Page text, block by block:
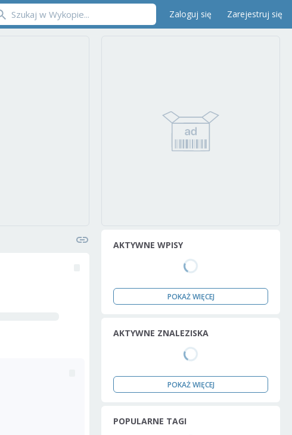
Zaloguj się Zarejestruj się
AKTYWNE WPISY
POKAŻ WIĘCEJ
AKTYWNE ZNALEZISKA
POKAŻ WIĘCEJ
POPULARNE TAGI